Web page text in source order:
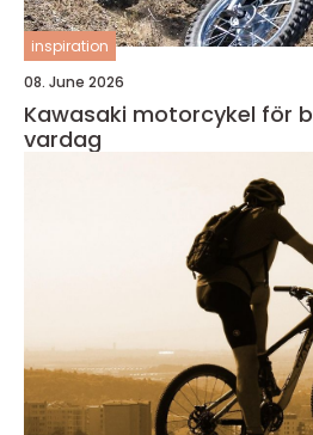
inspiration
08. June 2026
Kawasaki motorcykel för
vardag